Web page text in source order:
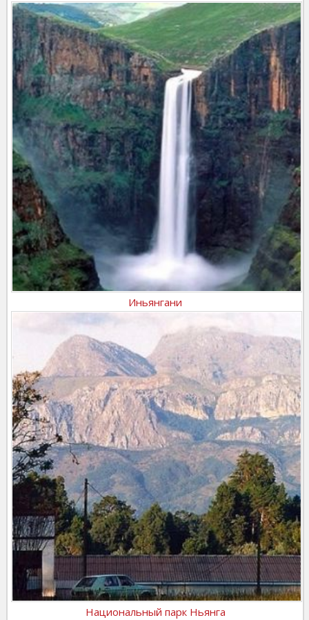
Иньянгани
Национальный парк Ньянга